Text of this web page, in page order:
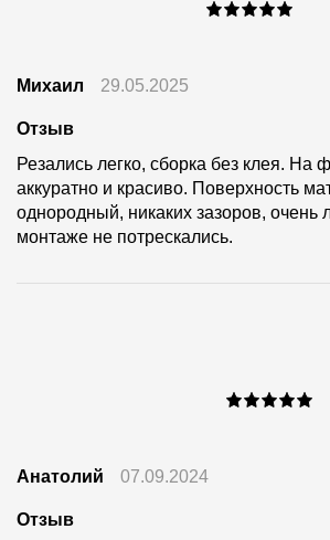
Михаил 29.05.2025
Отзыв
Резались легко, сборка без клея. На
аккуратно и красиво. Поверхность
однородный, никаких зазоров, очень
монтаже не потрескались.
Анатолий 07.09.2024
Отзыв